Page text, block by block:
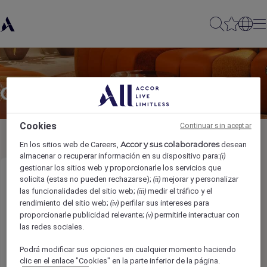
Compartir con amigos
Kitchen Attendant
Nombre del remitente*
Cookies
En los sitios web de Careers,Accor y sus colaboradoresdesean
almacenar o recuperar información en su dispositivo para:(i)
gestionar los sitios web y proporcionarle los servicios que
solicita (estas no pueden rechazarse);(ii) mejorar y personalizar
las funcionalidades del sitio web;(iii) medir el tráfico y el
rendimiento del sitio web;(iv) perfilar sus intereses para
proporcionarle publicidad relevante;(v) permitirle interactuar con
las redes sociales.
Podrá modificar sus opciones en cualquier momento haciendo
clic en el enlace "Cookies" en la parte inferior de la página.
Continuar sin aceptar